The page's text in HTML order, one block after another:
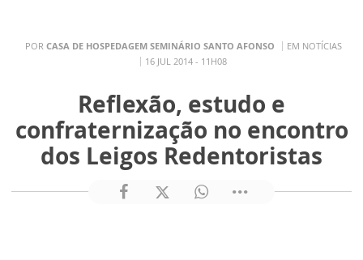
POR CASA DE HOSPEDAGEM SEMINÁRIO SANTO AFONSO
EM NOTÍCIAS
16 JUL 2014 - 11H08
Reflexão, estudo e
confraternização no encontro
dos Leigos Redentoristas